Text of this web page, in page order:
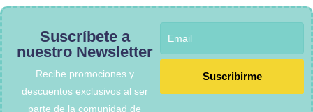
Suscríbete a
nuestro Newsletter
Recibe promociones y
descuentos exclusivos al ser
parte de la comunidad de
Suscribirme